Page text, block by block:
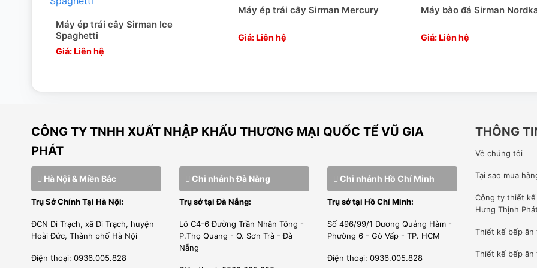
Nhân viên chăm sóc khách hàng giải đáp tất cả thắc mắc của quý khách hàng trong thời gian nhanh nhất.
Giá thành hợp lý
Sản phẩm được nhập khẩu nguyên chiếc không qua trung gian nên giá sẽ rẻ nhất thị trường so với các đại lý khác.
Máy ép trái cây Sirman Ice
Spaghetti
Giá: Liên hệ
Máy ép trái cây Sirman Mercury
Giá: Liên hệ
Máy bào đá Sirman
Giá: Liên hệ
CÔNG TY TNHH XUẤT NHẬP KHẨU THƯƠNG MẠI QUỐC TẾ VŨ GIA
PHÁT
Hà Nội & Miền Bắc
Trụ Sở Chính Tại Hà Nội:
ĐCN Di Trạch, xã Di Trạch, huyện
Hoài Đức, Thành phố Hà Nội
Điện thoại: 0936.005.828
Chi nhánh Đà Nẵng
Trụ sở tại Đà Nẵng:
Lô C4-6 Đường Trần Nhân Tông -
P.Thọ Quang - Q. Sơn Trà - Đà
Nẵng
Chi nhánh Hồ Chí Minh
Trụ sở tại Hồ Chí Minh:
Số 496/99/1 Dương Quảng Hàm -
Phường 6 - Gò Vấp - TP. HCM
Điện thoại: 0936.005.828
THÔNG
Về chúng tôi
Tại sao mua
Công ty thiết
Hưng Thịnh
Thiết kế bếp ăn
Thiết kế bếp ăn